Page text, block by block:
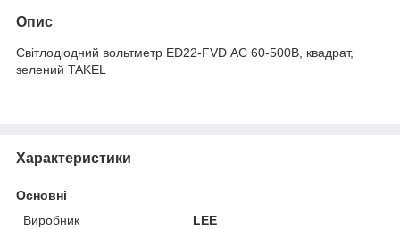
Опис
Світлодіодний вольтметр ED22-FVD АC 60-500В, квадрат,
зелений TAKEL
Характеристики
Основні
Виробник
LEE